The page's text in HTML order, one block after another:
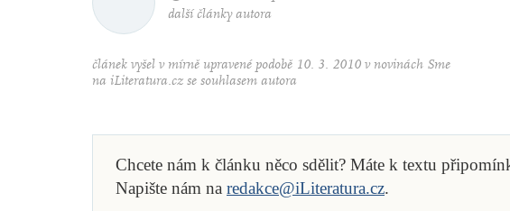
další články autora
článek vyšel v mírně upravené podobě 10. 3. 2010 v novinách Sme
na iLiteratura.cz se souhlasem autora
Chcete nám k článku něco sdělit? Máte k textu
Napište nám na redakce@iLiteratura.cz.